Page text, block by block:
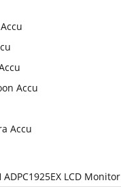
Accu
Accu
ADPC1925EX LCD Monitor